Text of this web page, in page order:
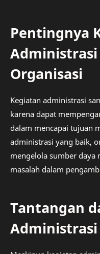
Pentingnya
Organisasi
Kegiatan administrasi
karena dapat
dalam mencapai tujuan
administrasi yang baik,
mengelola sumber daya
masalah dalam
Tantangan
Administrasi